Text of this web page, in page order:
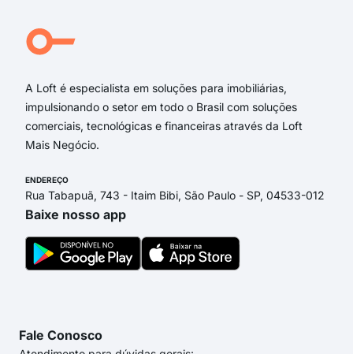
A Loft é especialista em soluções para imobiliárias,
impulsionando o setor em todo o Brasil com soluções
comerciais, tecnológicas e financeiras através da Loft
Mais Negócio.
ENDEREÇO
Rua Tabapuã, 743 - Itaim Bibi, São Paulo - SP, 04533-012
Baixe nosso app
Fale Conosco